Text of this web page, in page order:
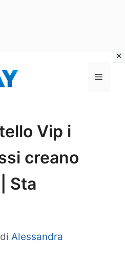
Menu
Vip i
creano
Sta
di Alessandra